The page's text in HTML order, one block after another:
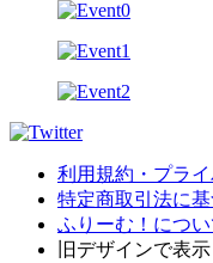
利用規約・プラ
特定商取引法に
ふりーむ！につい
旧デザインで表示